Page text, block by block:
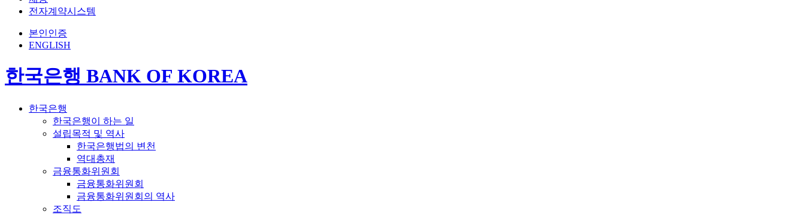
전자계약시스템
본인인증
ENGLISH
한국은행 BANK OF KOREA
한국은행
한국은행이 하는 일
설립목적 및 역사
한국은행법의 변천
역대총재
금융통화위원회
금융통화위원회
금융통화위원회의 역사
조직도